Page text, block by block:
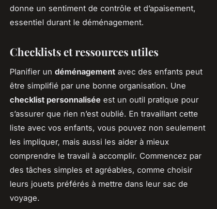
donne un sentiment de contrôle et d’apaisement,
essentiel durant le déménagement.
Checklists et ressources utiles
Planifier un déménagement avec des enfants peut
être simplifié par une bonne organisation. Une
checklist personnalisée est un outil pratique pour
s’assurer que rien n’est oublié. En travaillant cette
liste avec vos enfants, vous pouvez non seulement
les impliquer, mais aussi les aider à mieux
comprendre le travail à accomplir. Commencez par
des tâches simples et agréables, comme choisir
leurs jouets préférés à mettre dans leur sac de
voyage.